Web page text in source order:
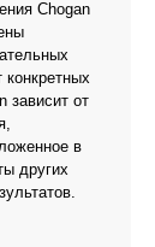
Chogan
зависит от
в
других